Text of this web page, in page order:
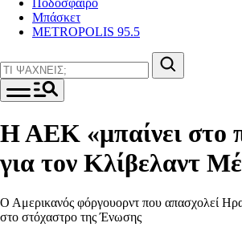
Ποδόσφαιρο
Μπάσκετ
METROPOLIS 95.5
Η ΑΕΚ «μπαίνει στο
για τον Κλίβελαντ
Ο Αμερικανός φόργουορντ που απασχολεί
στο στόχαστρο της Ένωσης